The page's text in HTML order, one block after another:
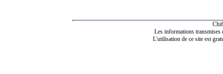
Les informations transmises
L'utilisation de ce site est